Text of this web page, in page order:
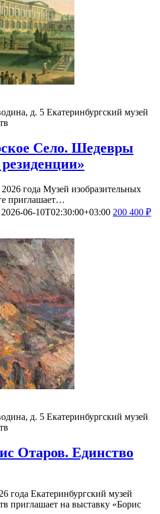
д. 5 Екатеринбургский музей
Село. Шедевры
года Музей изобразительных
приглашает…
2026-06-10T02:30:00+03:00 200 400 ₽
д. 5 Екатеринбургский музей
Отаров. Единство
года Екатеринбургский музей
приглашает на выставку «Борис